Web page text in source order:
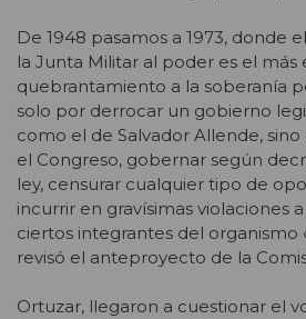
De 1948 pasamos a 1973, donde
la Junta Militar al poder es el
quebrantamiento a la soberanía
solo por derrocar un gobierno
como el de Salvador Allende,
el Congreso, gobernar según
ley, censurar cualquier tipo de
incurrir en gravísimas violaciones
ciertos integrantes del organismo
revisó el anteproyecto de la
Ortuzar, llegaron a cuestionar el